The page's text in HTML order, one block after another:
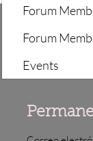
Forum
Forum
Events